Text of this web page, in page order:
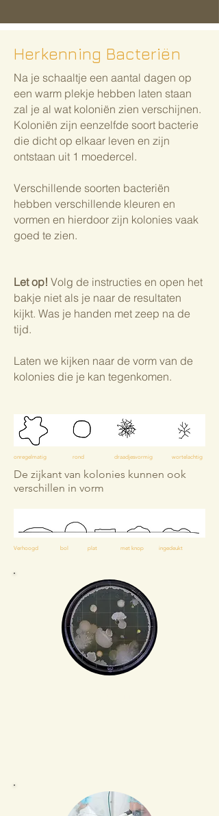
Herkenning Bacteriën
Na je schaaltje een aantal dagen op
een warm plekje hebben laten staan
zal je al wat koloniën zien verschijnen.
Koloniën zijn eenzelfde soort bacterie
die dicht op elkaar leven en zijn
ontstaan uit 1 moedercel.
Verschillende soorten bacteriën
hebben verschillende kleuren en
vormen en hierdoor zijn kolonies vaak
goed te zien.
Let op! Volg de instructies en open het
bakje niet als je naar de resultaten
kijkt. Was je handen met zeep na de
tijd.
Laten we kijken naar de vorm van de
kolonies die je kan tegenkomen.
onregelmatig rond draadjesvormig wortelachtig
De zijkant van kolonies kunnen ook
verschillen in vorm
Verhoogd bol plat met knop ingedeukt